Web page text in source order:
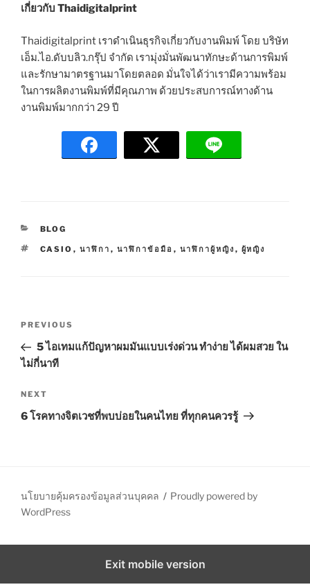
เกี่ยวกับ Thaidigitalprint
Thaidigitalprint เราดำเนินธุรกิจเกี่ยวกับงานพิมพ์ โดย บริษัท
เอ็ม.ไอ.ดับบลิว.กรุ๊ป จำกัด เรามุ่งมั่นพัฒนาทักษะด้านการพิมพ์
และรักษามาตรฐานมาโดยตลอด มั่นใจได้ว่าเรามีความพร้อม
ในการผลิตงานพิมพ์ที่มีคุณภาพ ด้วยประสบการณ์ทางด้าน
งานพิมพ์มากกว่า 29 ปี
C
T
E
S
BLOG
T
CASIO , นาฬิกา , นาฬิกาข้อมือ , นาฬิกาผู้หญิง , ผู้หญิง
s
n
a
a
t
o
P
r
e
i
o
s
t
PREVIOUS
5 ไอเทมแก้ปัญหาผมมันแบบเร่งด่วน ทำง่าย ได้ผมสวย ใน
ไม่กี่นาที
N
e
s
t
NEXT
6 โรคทางจิตเวชที่พบบ่อยในคนไทย ที่ทุกคนควรรู้
นโยบายคุ้มครองข้อมูลส่วนบุคคล
Proudly powered by
WordPress
Exit mobile version